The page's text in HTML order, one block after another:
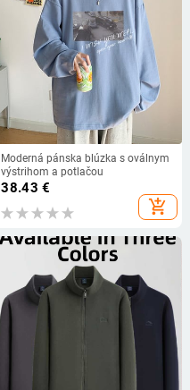
Moderná pánska blúzka s oválnym
výstrihom a potlačou
38.43 €
add_shopping_cart